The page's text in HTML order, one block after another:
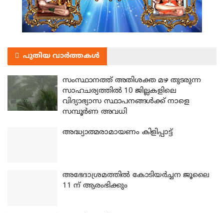
പുതിയ വാർത്തകൾ
സംസ്ഥാനത്ത് അതിശക്ത മഴ തുടരുന്ന
സാഹചര്യത്തിൽ 10 ജില്ലകളിലെ
വിദ്യാഭ്യാസ സ്ഥാപനങ്ങൾക്ക് നാളെ
സമ്പൂർണ അവധി
അദ്ധ്യാത്മരാമായണം കിളിപ്പാട്ട്
അഭേദാശ്രമത്തില്‍ കോടിയര്‍ച്ചന ജൂലൈ
11 ന് ആരംഭിക്കും